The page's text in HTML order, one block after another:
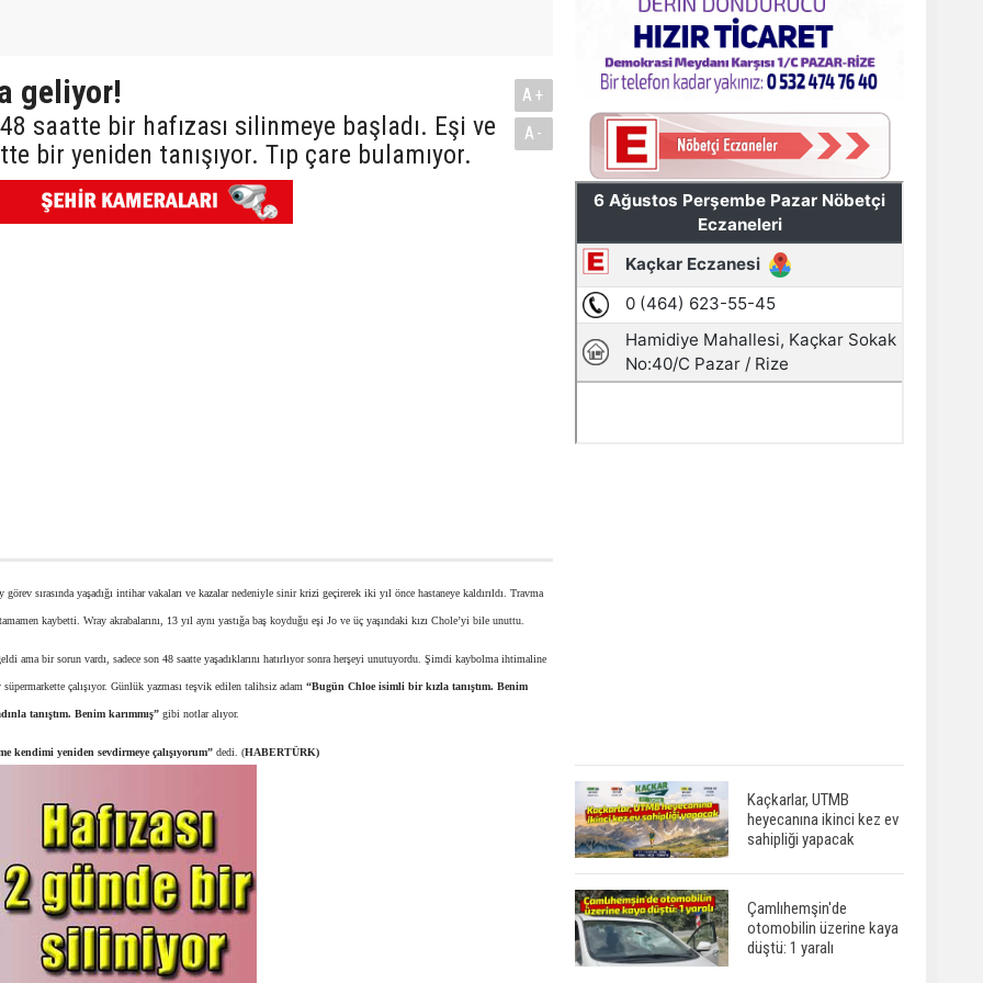
geliyor!
saatte bir hafızası silinmeye başladı. Eşi ve
bir yeniden tanışıyor. Tıp çare bulamıyor.
A+
A-
sırasında yaşadığı intihar vakaları ve kazalar nedeniyle sinir krizi geçirerek iki yıl önce hastaneye kaldırıldı. Travma
kaybetti. Wray akrabalarını, 13 yıl aynı yastığa baş koyduğu eşi Jo ve üç yaşındaki kızı Chole’yi bile unuttu.
ama bir sorun vardı, sadece son 48 saatte yaşadıklarını hatırlıyor sonra herşeyi unutuyordu. Şimdi kaybolma ihtimaline
çalışıyor. Günlük yazması teşvik edilen talihsiz adam “Bugün Chloe isimli bir kızla tanıştım. Benim
tanıştım. Benim karımmış” gibi notlar alıyor.
kendimi yeniden sevdirmeye çalışıyorum” dedi. (HABERTÜRK)
Kaçkarlar, UTMB
heyecanına ikinci kez ev
sahipliği yapacak
Çamlıhemşin'de
otomobilin üzerine kaya
düştü: 1 yaralı